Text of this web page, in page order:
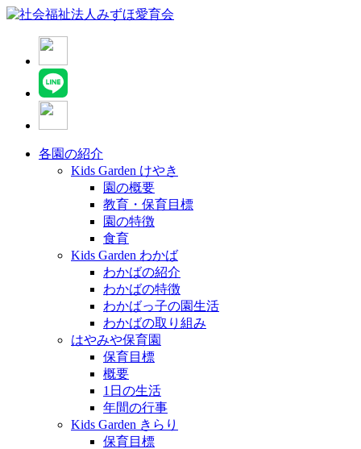
各園の紹介
Kids Garden けやき
園の概要
教育・保育目標
園の特徴
食育
Kids Garden わかば
わかばの紹介
わかばの特徴
わかばっ子の園生活
わかばの取り組み
はやみや保育園
保育目標
概要
1日の生活
年間の行事
Kids Garden きらり
保育目標